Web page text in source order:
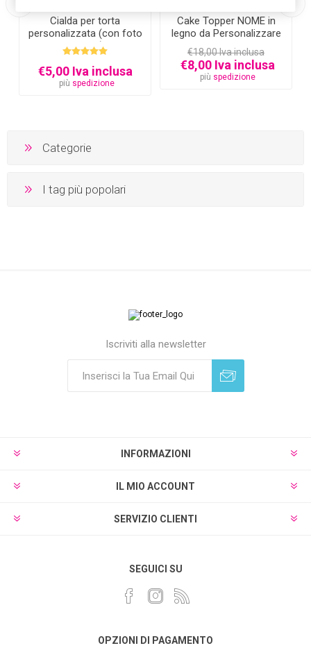
Cialda per torta
personalizzata (con foto
e testo)
€5,00 Iva inclusa
più spedizione
Cake Topper NOME in
legno da Personalizzare
€18,00 Iva inclusa
€8,00 Iva inclusa
più spedizione
Categorie
I tag più popolari
Iscriviti alla newsletter
INFORMAZIONI
IL MIO ACCOUNT
SERVIZIO CLIENTI
SEGUICI SU
OPZIONI DI PAGAMENTO